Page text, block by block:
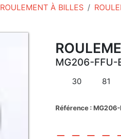
ROULEMENT À BILLES
MG206-FFU-
30 81
Référence : MG206-